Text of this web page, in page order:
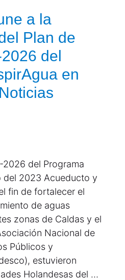
a la
Plan de
del
en
del Programa
del 2023 Acueducto y
fin de fortalecer el
de aguas
zonas de Caldas y el
Nacional de
Públicos y
estuvieron
Holandesas del …